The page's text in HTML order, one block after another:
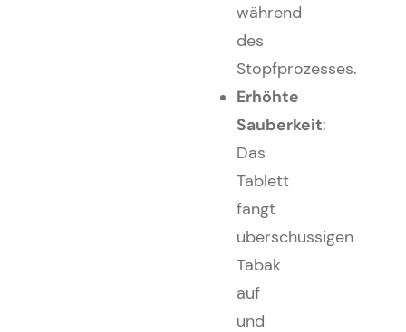
während
des
Stopfprozesses.
Erhöhte
Sauberkeit:
Das
Tablett
fängt
überschüssigen
Tabak
auf
und